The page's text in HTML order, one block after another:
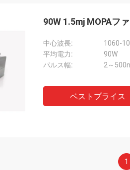
90W 1.5mj MOPAフ
中心波長:
1060-
平均電力:
90W
パルス幅:
2～
ベストプライス
1